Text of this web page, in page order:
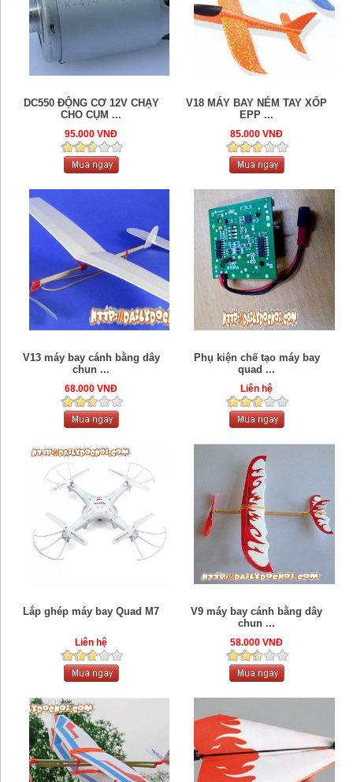
DC550 ĐỘNG CƠ 12V CHẠY
CHO CỤM ...
95.000 VNĐ
V18 MÁY BAY NÉM TAY XỐP
EPP ...
85.000 VNĐ
V13 máy bay cánh bằng dây
chun ...
68.000 VNĐ
Phụ kiện chế tạo máy bay
quad ...
Liên hệ
Lắp ghép máy bay Quad M7
Liên hệ
V9 máy bay cánh bằng dây
chun ...
58.000 VNĐ